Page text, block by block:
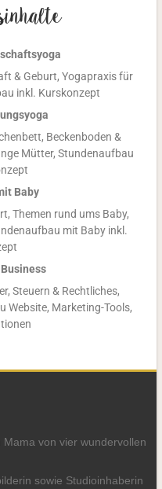
& Geburt, Yogapraxis für
inkl. Kurskonzept
Beckenboden &
Mütter, Stundenaufbau
Baby
Themen rund ums Baby,
mit Baby inkl.
Steuern & Rechtliches,
Website, Marketing-Tools,
von vier wundervollen
sowie Studioinhaberin